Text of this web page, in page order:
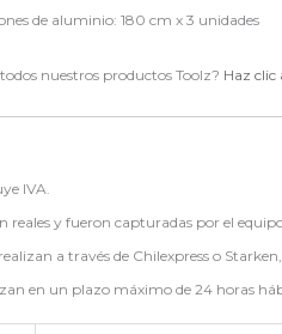
de aluminio: 180 cm x 3 unidades
nuestros productos Toolz? Haz clic
IVA.
reales y fueron capturadas por el equipo
a través de Chilexpress o
en un plazo máximo de 24 horas